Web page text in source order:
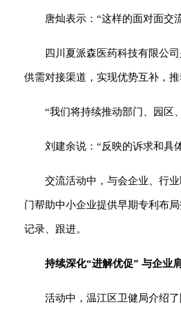
唐灿表示：“这样的面对面交
四川夏派森医药科技有限公
供需对接渠道，实现优势互补，
“我们将持续推动部门、园区
刘建余说：“反映的诉求和具
交流活动中，与会企业、行
门帮助中小企业提供早期专利布
记录、跟进。
持续深化“进解优促” 与企业
活动中，温江区卫健局介绍